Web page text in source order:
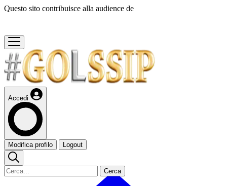
Questo sito contribuisce alla audience de
Accedi
Modifica profilo Logout
Cerca